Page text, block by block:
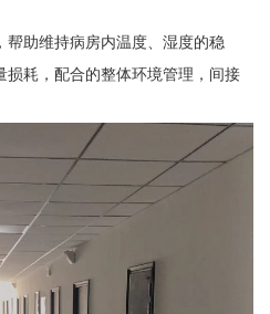
帮助维持病房内温度、湿度的稳
损耗，配合的整体环境管理，间接